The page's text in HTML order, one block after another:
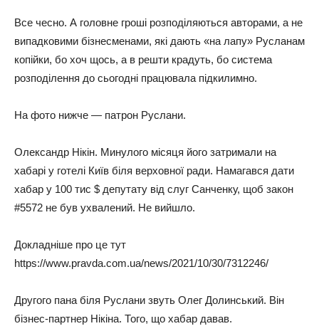
Все чесно. А головне гроші розподіляються авторами, а не
випадковими бізнесменами, які дають «на лапу» Русланам
копійки, бо хоч щось, а в решти крадуть, бо система
розподілення до сьогодні працювала підкилимно.
На фото нижче — патрон Руслани.
Олександр Нікін. Минулого місяця його затримали на
хабарі у готелі Київ біля верховної ради. Намагався дати
хабар у 100 тис $ депутату від слуг Санченку, щоб закон
#5572 не був ухвалений. Не вийшло.
Докладніше про це тут
https://www.pravda.com.ua/news/2021/10/30/7312246/
Другого пана біля Руслани звуть Олег Долинський. Він
бізнес-партнер Нікіна. Того, що хабар давав.